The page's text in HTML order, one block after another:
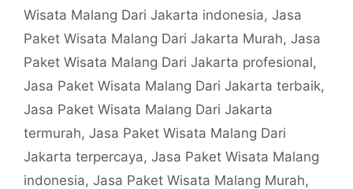
Wisata Malang Dari Jakarta indonesia, Jasa
Paket Wisata Malang Dari Jakarta Murah, Jasa
Paket Wisata Malang Dari Jakarta profesional,
Jasa Paket Wisata Malang Dari Jakarta terbaik,
Jasa Paket Wisata Malang Dari Jakarta
termurah, Jasa Paket Wisata Malang Dari
Jakarta terpercaya, Jasa Paket Wisata Malang
indonesia, Jasa Paket Wisata Malang Murah,